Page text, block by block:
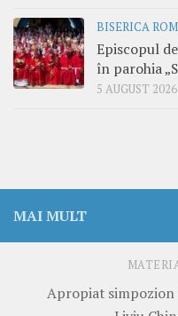
BISERICA
Episcopul
în parohia
5 AUGUST 2026
MAI MULT
Apropiat simpozion